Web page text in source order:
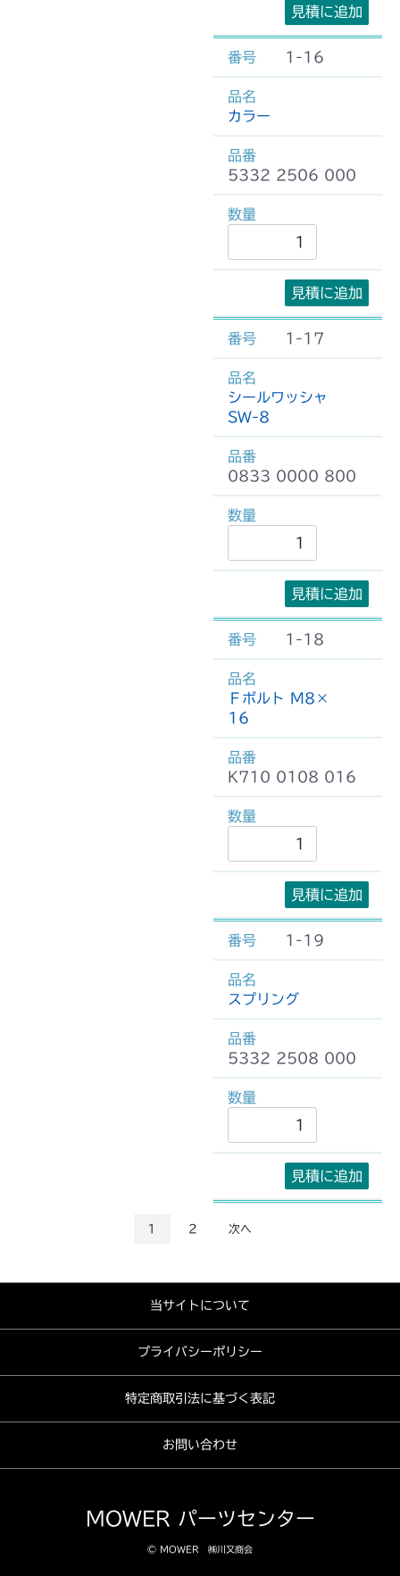
見積に追加
1-16
カラー
5332 2506 000
見積に追加
1-17
シールワッシャ
SW-8
0833 0000 800
見積に追加
1-18
Ｆボルト M8×
16
K710 0108 016
見積に追加
1-19
スプリング
5332 2508 000
見積に追加
1 2 次へ
当サイトについて
プライバシーポリシー
特定商取引法に基づく表記
お問い合わせ
MOWER パーツセンター
© MOWER ㈱川又商会